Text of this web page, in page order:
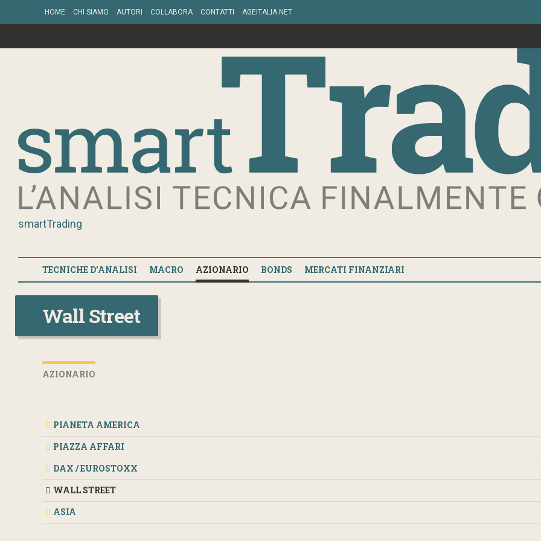
HOME CHI SIAMO AUTORI COLLABORA CONTATTI AGEITALIA.NET
smartTrading
TECNICHE D'ANALISI MACRO AZIONARIO BONDS MERCATI FINANZIARI
Wall Street
AZIONARIO
PIANETA AMERICA
PIAZZA AFFARI
DAX / EUROSTOXX
WALL STREET
ASIA